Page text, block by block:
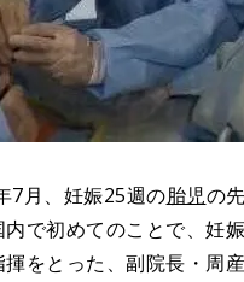
7月、妊娠25週の胎児の
で初めてのことで、妊
をとった、副院長・